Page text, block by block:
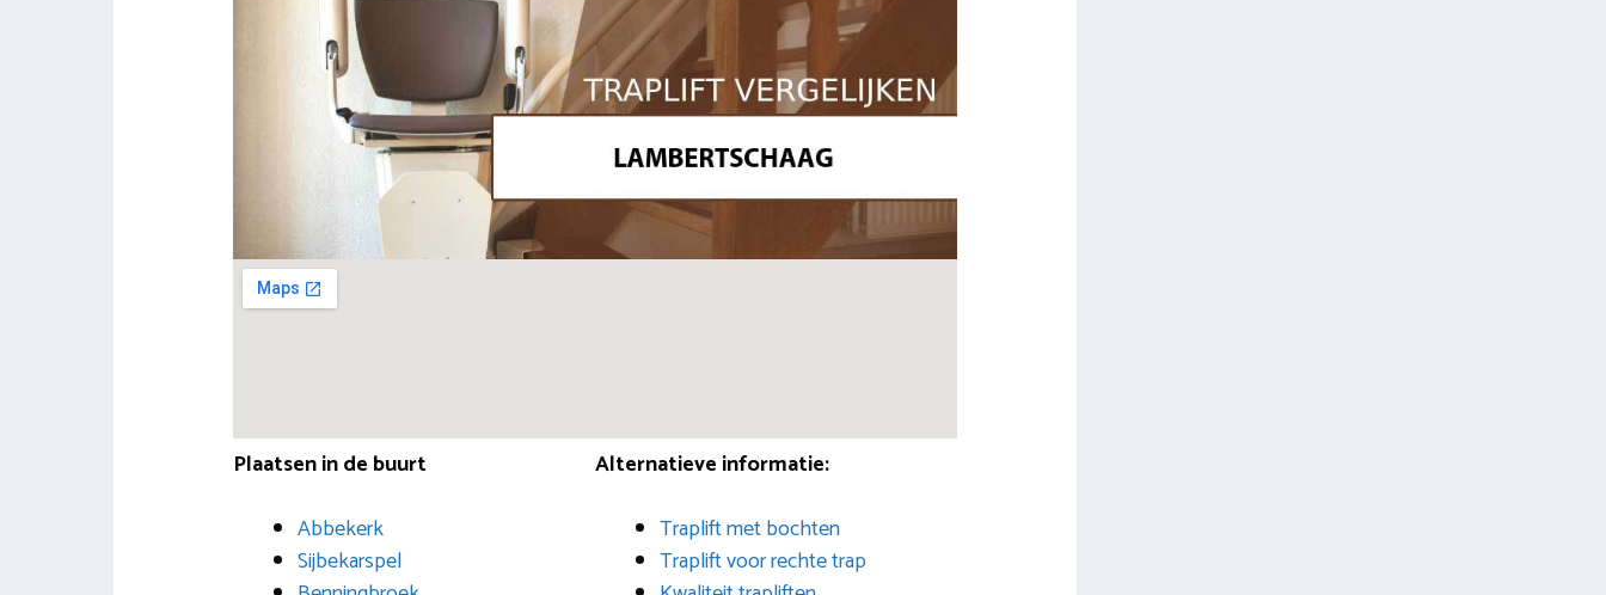
Plaatsen in de buurt
Abbekerk
Sijbekarspel
Alternatieve informatie:
Traplift met bochten
Traplift voor rechte trap